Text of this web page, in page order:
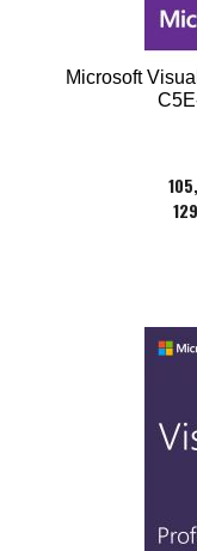
Microsoft